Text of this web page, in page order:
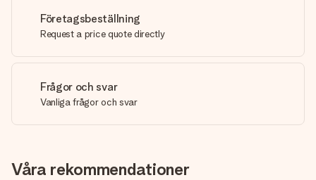
Företagsbeställning
Request a price quote directly
Frågor och svar
Vanliga frågor och svar
Våra rekommendationer